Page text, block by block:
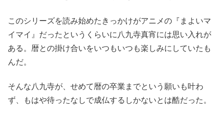
このシリーズを読み始めたきっかけがアニメの『まよいマ
イマイ』だったというくらいに八九寺真宵には思い入れが
ある。暦との掛け合いをいつもいつも楽しみにしていたも
んだ。
そんな八九寺が、せめて暦の卒業までという願いも叶わ
ず、もはや待ったなしで成仏するしかないとは酷だった。